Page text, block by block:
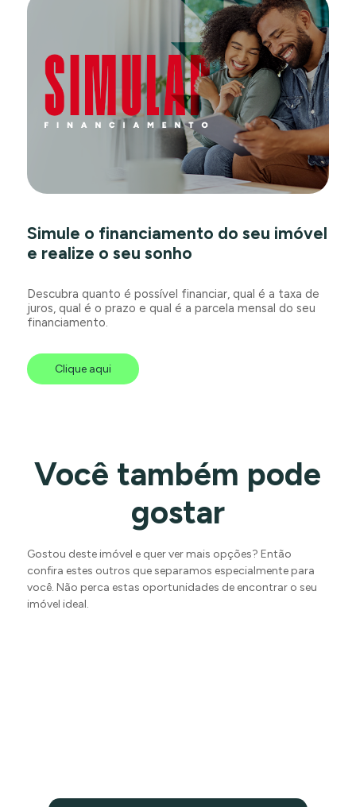
Simule o financiamento do seu imóvel
e realize o seu sonho
Descubra quanto é possível financiar, qual é a taxa de
juros, qual é o prazo e qual é a parcela mensal do seu
financiamento.
Clique aqui
Você também pode
gostar
Gostou deste imóvel e quer ver mais opções? Então
confira estes outros que separamos especialmente para
você. Não perca estas oportunidades de encontrar o seu
imóvel ideal.